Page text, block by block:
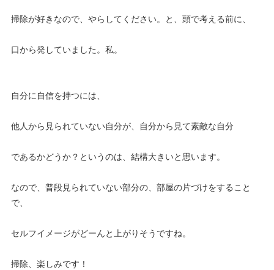
掃除が好きなので、やらしてください。と、頭で考える前に、
口から発していました。私。
自分に自信を持つには、
他人から見られていない自分が、自分から見て素敵な自分
であるかどうか？というのは、結構大きいと思います。
なので、普段見られていない部分の、部屋の片づけをすること
で、
セルフイメージがどーんと上がりそうですね。
掃除、楽しみです！